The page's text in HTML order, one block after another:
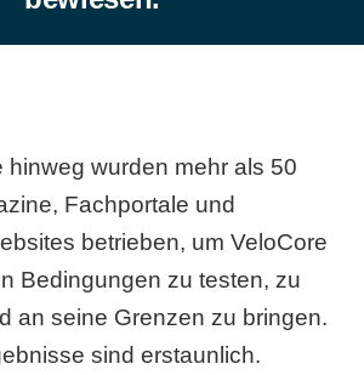
hinweg wurden mehr als 50
Fachportale und
betrieben, um VeloCore
Bedingungen zu testen, zu
an seine Grenzen zu bringen.
sind erstaunlich.